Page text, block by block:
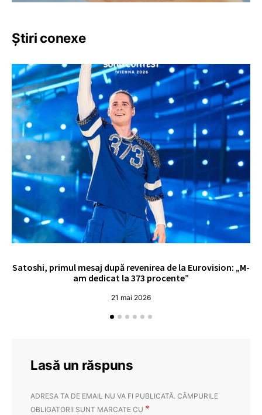
Știri conexe
Satoshi, primul mesaj după revenirea de la Eurovision: „M-
am dedicat la 373 procente”
21 mai 2026
Lasă un răspuns
ADRESA TA DE EMAIL NU VA FI PUBLICATĂ. CÂMPURILE
OBLIGATORII SUNT MARCATE CU *